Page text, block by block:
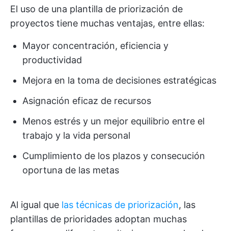
El uso de una plantilla de priorización de
proyectos tiene muchas ventajas, entre ellas:
Mayor concentración, eficiencia y
productividad
Mejora en la toma de decisiones estratégicas
Asignación eficaz de recursos
Menos estrés y un mejor equilibrio entre el
trabajo y la vida personal
Cumplimiento de los plazos y consecución
oportuna de las metas
Al igual que las técnicas de priorización, las
plantillas de prioridades adoptan muchas